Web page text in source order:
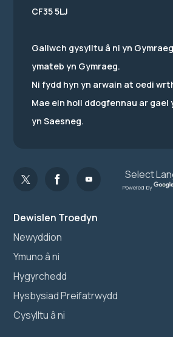
Dewislen Troedyn
Newyddion
Ymuno â ni
Hygyrchedd
Hysbysiad Preifatrwydd
Cysylltu â ni
CF35 5LJ
Gallwch gysylltu â ni yn
ymateb yn Gymraeg.
Ni fydd hyn yn arwain at oedi
Mae ein holl ddogfennau ar gael
yn Saesneg.
Powered by